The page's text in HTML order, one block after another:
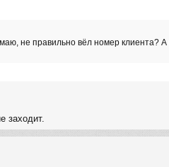
не правильно вёл номер клиента?
заходит.